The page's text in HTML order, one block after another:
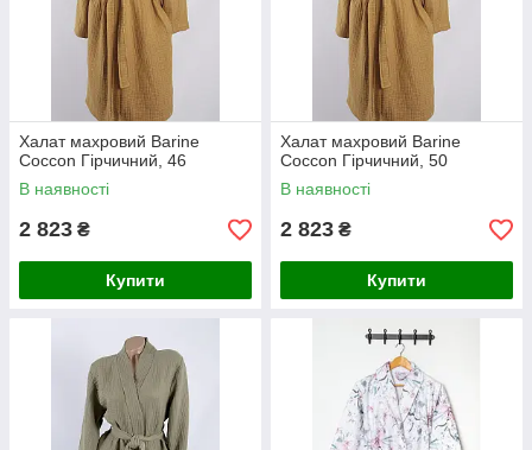
Халат махровий Barine
Coccon Гірчичний, 46
В наявності
2 823 ₴
Купити
Халат махровий Barine
Coccon Гірчичний, 50
В наявності
2 823 ₴
Купити